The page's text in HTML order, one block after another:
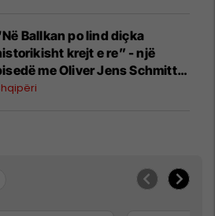
Ballkan po lind diçka
krejt e re” - një
me Oliver Jens Schmitt
protestat në Shqipëri dhe të